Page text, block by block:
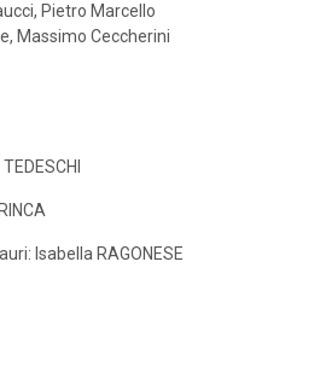
Pietro Marcello
Massimo Ceccherini
Isabella RAGONESE